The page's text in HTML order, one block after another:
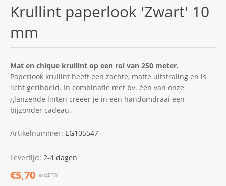
Krullint paperlook 'Zwart' 10
mm
Mat en chique krullint op een rol van 250 meter.
Paperlook krullint heeft een zachte, matte uitstraling en is
licht geribbeld. In combinatie met bv. één van onze
glanzende linten creëer je in een handomdraai een
bijzonder cadeau.
Artikelnummer: EG105547
Levertijd: 2-4 dagen
€5,70 excl.BTW